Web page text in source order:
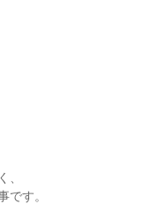
、
です。